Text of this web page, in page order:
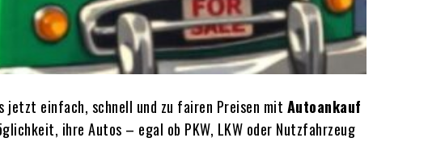
jetzt einfach, schnell und zu fairen Preisen mit Autoankauf
ihre Autos – egal ob PKW, LKW oder Nutzfahrzeug